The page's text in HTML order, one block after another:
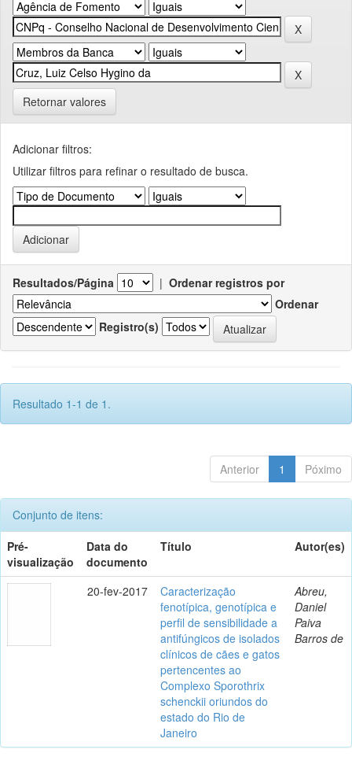
Retornar valores
Adicionar filtros:
Utilizar filtros para refinar o resultado de busca.
Resultados/Página | Ordenar registros por
Ordenar
Registro(s)
Resultado 1-1 de 1.
Anterior 1 Póximo
Conjunto de itens:
Pré-
visualização
Data do
documento
Título Autor(es)
20-fev-2017
Caracterização
fenotípica, genotípica e
perfil de sensibilidade a
antifúngicos de isolados
clínicos de cães e gatos
pertencentes ao
Complexo Sporothrix
schenckii oriundos do
estado do Rio de
Janeiro
Abreu,
Daniel
Paiva
Barros de